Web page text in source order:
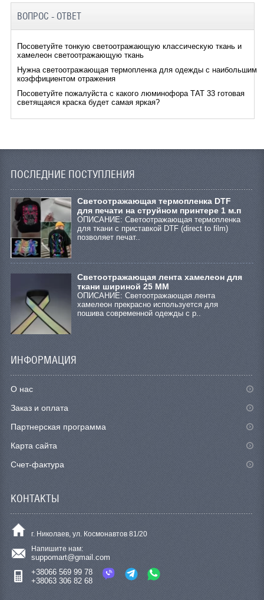
ВОПРОС - ОТВЕТ
Посоветуйте тонкую светоотражающую классическую ткань и
хамелеон светоотражающую ткань
Нужна светоотражающая термопленка для одежды с наибольшим
коэффициентом отражения
Посоветуйте пожалуйста с какого люминофора ТАТ 33 готовая
светящаяся краска будет самая яркая?
ПОСЛЕДНИЕ ПОСТУПЛЕНИЯ
Cветоотражающая термопленка DTF
для печати на струйном принтере 1 м.п
ОПИСАНИЕ: Светоотражающая термопленка
для ткани с приставкой DTF (direct to film)
позволяет печат..
Светоотражающая лента хамелеон для
ткани шириной 25 ММ
ОПИСАНИЕ: Светоотражающая лента
хамелеон прекрасно используется для
пошива современной одежды с р..
ИНФОРМАЦИЯ
О нас
Заказ и оплата
Партнерская программа
Карта сайта
Счет-фактура
КОНТАКТЫ
г. Николаев, ул. Космонавтов 81/20
Напишите нам:
suppomart@gmail.com
+38066 569 99 78
+38063 306 82 68